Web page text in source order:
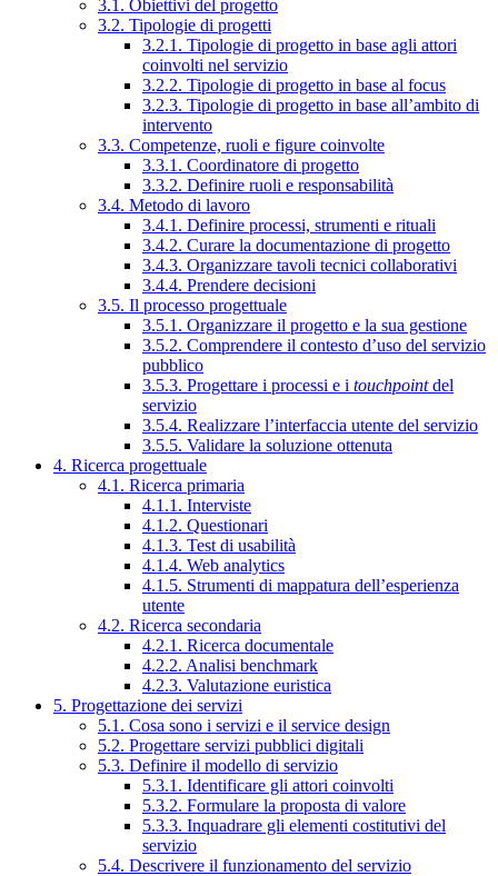
3.1. Obiettivi del progetto
3.2. Tipologie di progetti
3.2.1. Tipologie di progetto in base agli attori
coinvolti nel servizio
3.2.2. Tipologie di progetto in base al focus
3.2.3. Tipologie di progetto in base all’ambito di
intervento
3.3. Competenze, ruoli e figure coinvolte
3.3.1. Coordinatore di progetto
3.3.2. Definire ruoli e responsabilità
3.4. Metodo di lavoro
3.4.1. Definire processi, strumenti e rituali
3.4.2. Curare la documentazione di progetto
3.4.3. Organizzare tavoli tecnici collaborativi
3.4.4. Prendere decisioni
3.5. Il processo progettuale
3.5.1. Organizzare il progetto e la sua gestione
3.5.2. Comprendere il contesto d’uso del servizio
pubblico
3.5.3. Progettare i processi e i touchpointdel
servizio
3.5.4. Realizzare l’interfaccia utente del servizio
3.5.5. Validare la soluzione ottenuta
4. Ricerca progettuale
4.1. Ricerca primaria
4.1.1. Interviste
4.1.2. Questionari
4.1.3. Test di usabilità
4.1.4. Web analytics
4.1.5. Strumenti di mappatura dell’esperienza
utente
4.2. Ricerca secondaria
4.2.1. Ricerca documentale
4.2.2. Analisi benchmark
4.2.3. Valutazione euristica
5. Progettazione dei servizi
5.1. Cosa sono i servizi e il service design
5.2. Progettare servizi pubblici digitali
5.3. Definire il modello di servizio
5.3.1. Identificare gli attori coinvolti
5.3.2. Formulare la proposta di valore
5.3.3. Inquadrare gli elementi costitutivi del
servizio
5.4. Descrivere il funzionamento del servizio